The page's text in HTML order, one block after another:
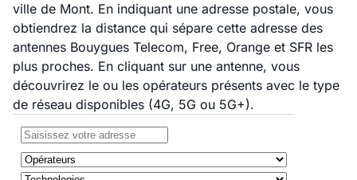
ville de Mont. En indiquant une adresse postale, vous
obtiendrez la distance qui sépare cette adresse des
antennes Bouygues Telecom, Free, Orange et SFR les
plus proches. En cliquant sur une antenne, vous
découvrirez le ou les opérateurs présents avec le type
de réseau disponibles (4G, 5G ou 5G+).